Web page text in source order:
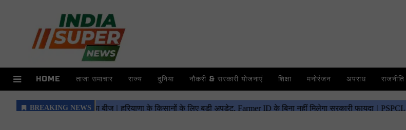
HOME ताजा समाचार राज्य दुनिया नौकरी & सरकारी योजनाएं शिक्षा मनोरंजन अपराध राजनीति